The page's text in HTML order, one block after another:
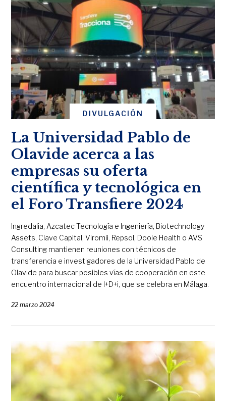
DIVULGACIÓN
La Universidad Pablo de
Olavide acerca a las
empresas su oferta
científica y tecnológica en
el Foro Transfiere 2024
Ingredalia, Azcatec Tecnología e Ingeniería, Biotechnology
Assets, Clave Capital, Viromii, Repsol, Doole Health o AVS
Consulting mantienen reuniones con técnicos de
transferencia e investigadores de la Universidad Pablo de
Olavide para buscar posibles vías de cooperación en este
encuentro internacional de I+D+i, que se celebra en Málaga.
22 marzo 2024